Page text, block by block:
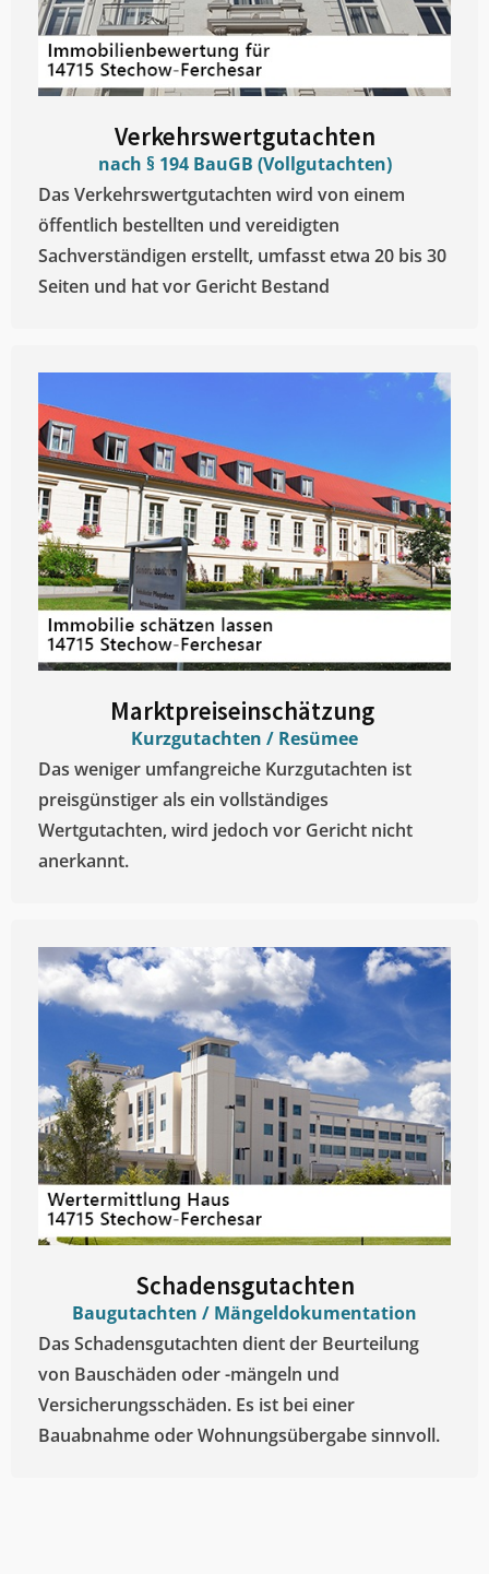
Verkehrswertgutachten
nach § 194 BauGB (Vollgutachten)
Das Verkehrswertgutachten wird von einem
öffentlich bestellten und vereidigten
Sachverständigen erstellt, umfasst etwa 20 bis 30
Seiten und hat vor Gericht Bestand
Marktpreiseinschätzung ​
Kurzgutachten / Resümee
Das weniger umfangreiche Kurzgutachten ist
preisgünstiger als ein vollständiges
Wertgutachten, wird jedoch vor Gericht nicht
anerkannt.
Schadensgutachten
Baugutachten / Mängeldokumentation
Das Schadensgutachten dient der Beurteilung
von Bauschäden oder -mängeln und
Versicherungsschäden. Es ist bei einer
Bauabnahme oder Wohnungsübergabe sinnvoll.